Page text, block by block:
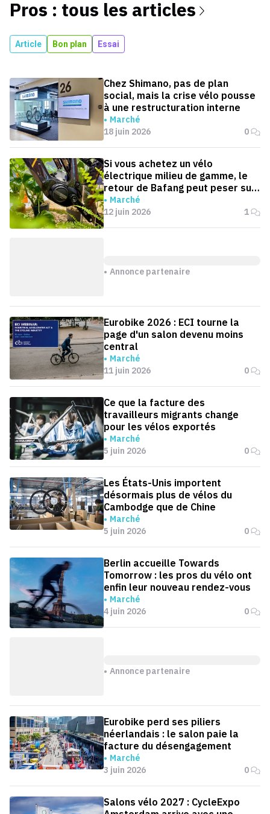
Pros : tous les articles
Article Bon plan Essai
Chez Shimano, pas de plan
social, mais la crise vélo pousse
à une restructuration interne
Marché
18 juin 2026
0
Si vous achetez un vélo
électrique milieu de gamme, le
retour de Bafang peut peser sur
les prix
Marché
12 juin 2026
1
Annonce partenaire
Eurobike 2026 : ECI tourne la
page d'un salon devenu moins
central
Marché
11 juin 2026
0
Ce que la facture des
travailleurs migrants change
pour les vélos exportés
Marché
5 juin 2026
0
Les États-Unis importent
désormais plus de vélos du
Cambodge que de Chine
Marché
5 juin 2026
0
Berlin accueille Towards
Tomorrow : les pros du vélo ont
enfin leur nouveau rendez-vous
Marché
4 juin 2026
0
Annonce partenaire
Eurobike perd ses piliers
néerlandais : le salon paie la
facture du désengagement
Marché
3 juin 2026
0
Salons vélo 2027 : CycleExpo